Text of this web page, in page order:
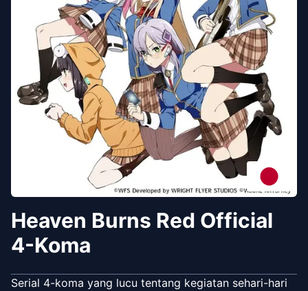
Heaven Burns Red Official
4-Koma
Serial 4-koma yang lucu tentang kegiatan sehari-hari